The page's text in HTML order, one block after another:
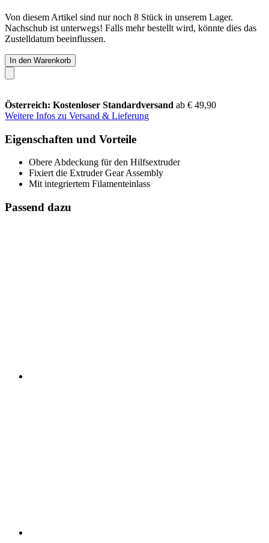
Von diesem Artikel sind nur noch 8 Stück in unserem Lager.
Nachschub ist unterwegs! Falls mehr bestellt wird, könnte dies das
Zustelldatum beeinflussen.
In den Warenkorb
Österreich: Kostenloser Standardversand ab € 49,90
Weitere Infos zu Versand & Lieferung
Eigenschaften und Vorteile
Obere Abdeckung für den Hilfsextruder
Fixiert die Extruder Gear Assembly
Mit integriertem Filamenteinlass
Passend dazu